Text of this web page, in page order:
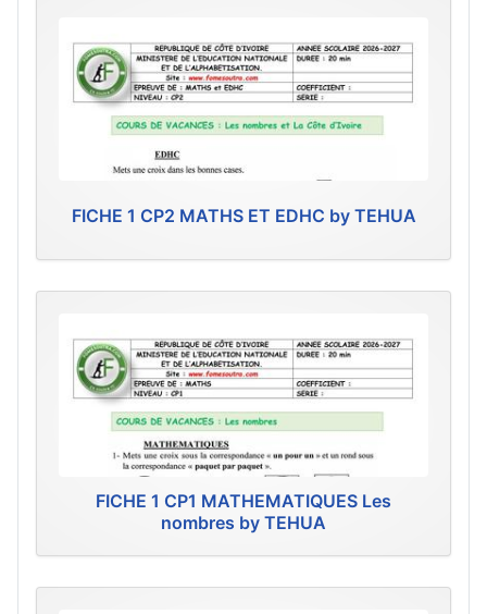
FICHE 1 CP2 MATHS ET EDHC by TEHUA
FICHE 1 CP1 MATHEMATIQUES Les
nombres by TEHUA